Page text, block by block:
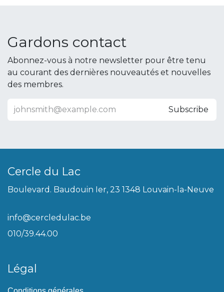
Gardons contact
Abonnez-vous à notre newsletter pour être tenu
au courant des dernières nouveautés et nouvelles
des membres.
Subscribe
Cercle du Lac
Boulevard. Baudouin Ier, 23 1348 Louvain-la-Neuve
info@cercledulac.be
010/39.44.00
Légal